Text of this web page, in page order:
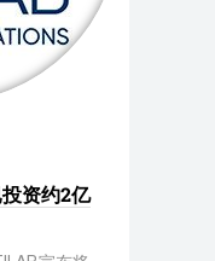
资约2亿